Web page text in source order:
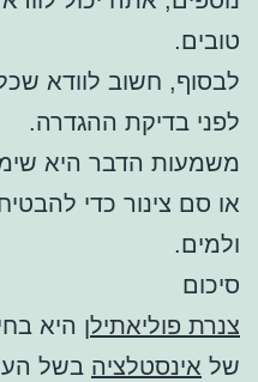
טובים.
לבסוף, חשוב לוודא
לפני בדיקת ההגדרה.
משמעות הדבר היא
או סם צינור כדי
ולמים.
סיכום
צנרת פוליאתילן היא
של אינסטלציה בשל